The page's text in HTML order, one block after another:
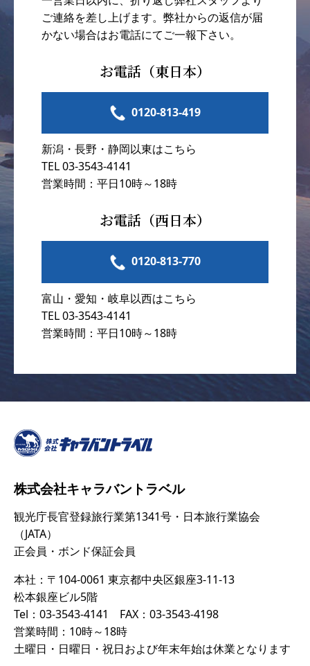
ご連絡を差し上げます。弊社からの返信が届
かない場合はお電話にてご一報下さい。
お電話（東日本）
0120-813-419
新潟・長野・静岡以東はこちら
TEL 03-3543-4141
営業時間：平日10時～18時
お電話（西日本）
0120-813-770
富山・愛知・岐阜以西はこちら
TEL 03-3543-4141
営業時間：平日10時～18時
株式会社キャラバントラベル
観光庁長官登録旅行業第1341号・日本旅行業協会
（JATA）
正会員・ボンド保証会員
本社：〒104-0061 東京都中央区銀座3-11-13
松本銀座ビル5階
Tel：03-3543-4141 FAX：03-3543-4198
営業時間：10時～18時
土曜日・日曜日・祝日および年末年始は休業となります